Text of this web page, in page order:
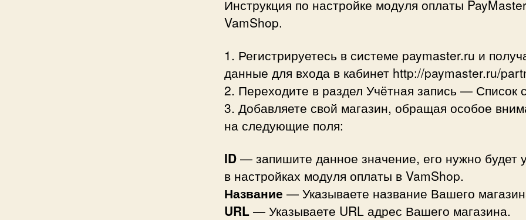
Инструкция по настройке модуля оплаты
VamShop.
1. Регистрируетесь в системе paymaster.ru и
данные для входа в кабинет http://paymaster.ru/
2. Переходите в раздел Учётная запись — Список
3. Добавляете свой магазин, обращая особое
на следующие поля:
ID — запишите данное значение, его нужно будет
в настройках модуля оплаты в VamShop.
Название — Указываете название Вашего
URL — Указываете URL адрес Вашего магазина.